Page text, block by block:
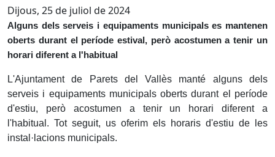
Dijous, 25 de juliol de 2024
Alguns dels serveis i equipaments municipals es mantenen
oberts durant el període estival, però acostumen a tenir un
horari diferent a l'habitual
L'Ajuntament de Parets del Vallès manté alguns dels
serveis i equipaments municipals oberts durant el període
d'estiu, però acostumen a tenir un horari diferent a
l'habitual. Tot seguit, us oferim els horaris d'estiu de les
instal·lacions municipals.